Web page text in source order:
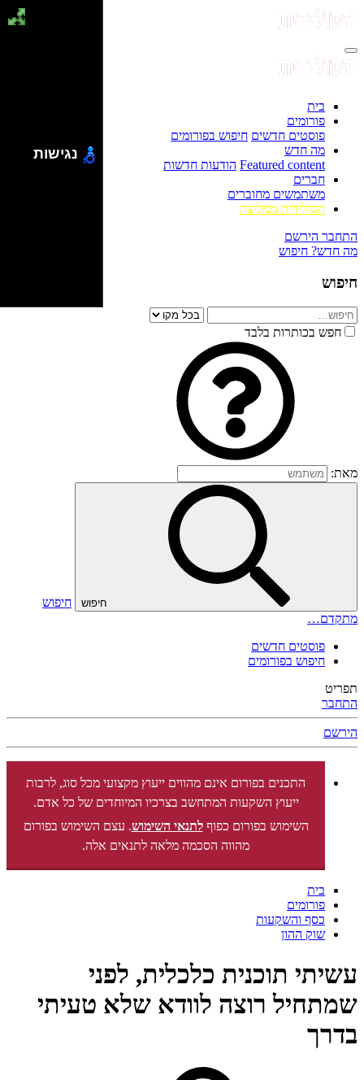
בית
פורומים
פוסטים חדשים חיפוש בפורומים
מה חדש
Featured content הודעות חדשות
חברים
משתמשים מחוברים
הסולידית ממליצה
התחבר הירשם
מה חדש? חיפוש
חיפוש
חפש בכותרות בלבד
מאת:
חיפוש
חיפוש
מתקדם…
פוסטים חדשים
חיפוש בפורומים
תפריט
התחבר
הירשם
התכנים בפורום אינם מהווים ייעוץ מקצועי מכל סוג, לרבות
ייעוץ השקעות המתחשב בצרכיו המיוחדים של כל אדם.
השימוש בפורום כפוףלתנאי השימוש. עצם השימוש בפורום
מהווה הסכמה מלאה לתנאים אלה.
בית
פורומים
כסף והשקעות
שוק ההון
עשיתי תוכנית כלכלית, לפני
שמתחיל רוצה לוודא שלא טעיתי
בדרך
נגישות